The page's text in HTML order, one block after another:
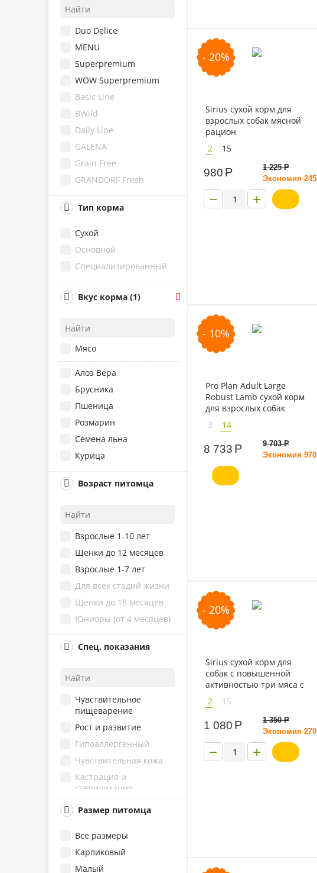
Одно Мясо
Royal Canin
Eukanuba
Hill's
Grandorf
Monge
Gemon
Duo Delice
MENU
Superpremium
WOW Superpremium
Basic Line
BWild
Daily Line
GALENA
Grain Free
GRANDORF Fresh
Special Line
Speciality Line
Тип корма
Сухой
Основной
Специализированный
Вкус корма (1)
Мясо
Алоэ Вера
Брусника
Пшеница
Розмарин
Семена льна
Курица
Ягненок
Говядина
Птица
Утка
Рыба
Оленина
Овощи
Телятина
Баранина
Гранат
Овсянка
Рубец
Сердце
Томаты
Возраст питомца
Взрослые 1-10 лет
Щенки до 12 месяцев
Взрослые 1-7 лет
Для всех стадий жизни
Щенки до 18 месяцев
Юниоры (от 4 месяцев)
Спец. показания
Чувствительное
пищеварение
Рост и развитие
Гипоаллергенный
Чувствительная кожа
Кастрация и
стерилизация
Аллергия
лактация
МКБ (моче-каменная
болезнь)
Размер питомца
Все размеры
Карликовый
Малый
- 20%
Sirius сухой корм для
взрослых собак мясной
рацион
2
15
980 Р 1 225 Р
Экономия 245
+
−
- 10%
Pro Plan Adult Large
Robust Lamb сухой корм
для взрослых собак
крупных пород мощного
телосложения с
ягненком
3 14
8 733 Р 9 703 Р
Экономия 970
- 20%
Sirius сухой корм для
собак с повышенной
активностью три мяса с
овощами
2 15
1 080 Р 1 350 Р
Экономия 270
+
−